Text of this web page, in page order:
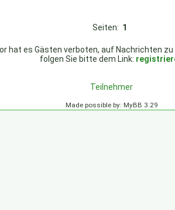
Seiten: 1
hat es Gästen verboten, auf Nachrichten
folgen Sie bitte dem Link:
Teilnehmer
Made possible by: MyBB 3.29